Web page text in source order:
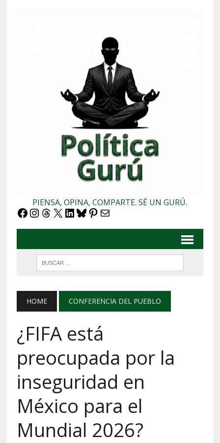
PIENSA, OPINA, COMPARTE. SÉ UN GURÚ.
Facebook
Instagram
Threads
X LinkedIn
Bluesky
Pinterest
Correo electrónico
HOME CONFERENCIA DEL PUEBLO
¿FIFA está
preocupada por la
inseguridad en
México para el
Mundial 2026?